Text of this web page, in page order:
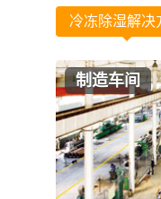
冷冻除湿解决
制造车间